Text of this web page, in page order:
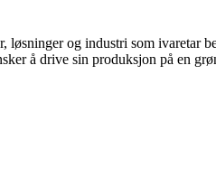
og industri som ivaretar
å drive sin produksjon på en